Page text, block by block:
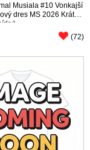
Musiala #10 Vonkajší
dres MS 2026 Krátky
(72)